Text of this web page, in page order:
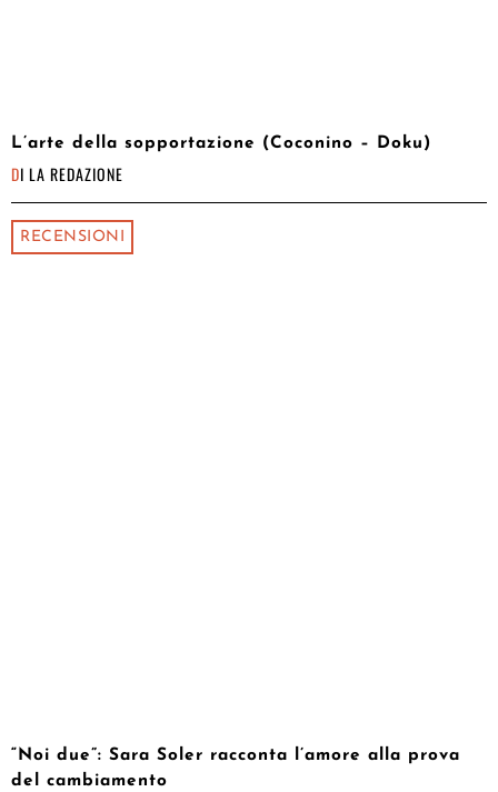
L’arte della sopportazione (Coconino – Doku)
DI LA REDAZIONE
RECENSIONI
“Noi due”: Sara Soler racconta l’amore alla prova
del cambiamento